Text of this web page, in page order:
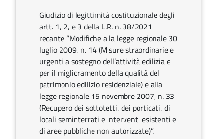
Giudizio di legittimità costituzionale degli
artt. 1, 2, e 3 della L.R. n. 38/2021
recante “Modifiche alla legge regionale 30
luglio 2009, n. 14 (Misure straordinarie e
urgenti a sostegno dell’attività edilizia e
per il miglioramento della qualità del
patrimonio edilizio residenziale) e alla
legge regionale 15 novembre 2007, n. 33
(Recupero dei sottotetti, dei porticati, di
locali seminterrati e interventi esistenti e
di aree pubbliche non autorizzate)”.